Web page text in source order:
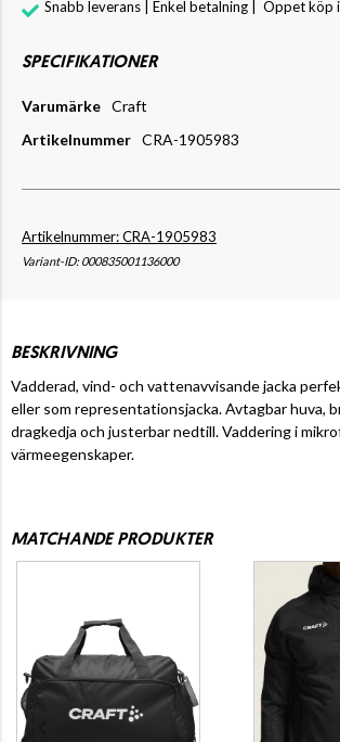
Snabb leverans | Enkel betalning | Öppet köp
SPECIFIKATIONER
Varumärke Craft
Artikelnummer CRA-1905983
Artikelnummer: CRA-1905983
Variant-ID: 000835001136000
BESKRIVNING
Vadderad, vind- och vattenavvisande jacka
eller som representationsjacka. Avtagbar huva,
dragkedja och justerbar nedtill. Vaddering i
värmeegenskaper.
MATCHANDE PRODUKTER